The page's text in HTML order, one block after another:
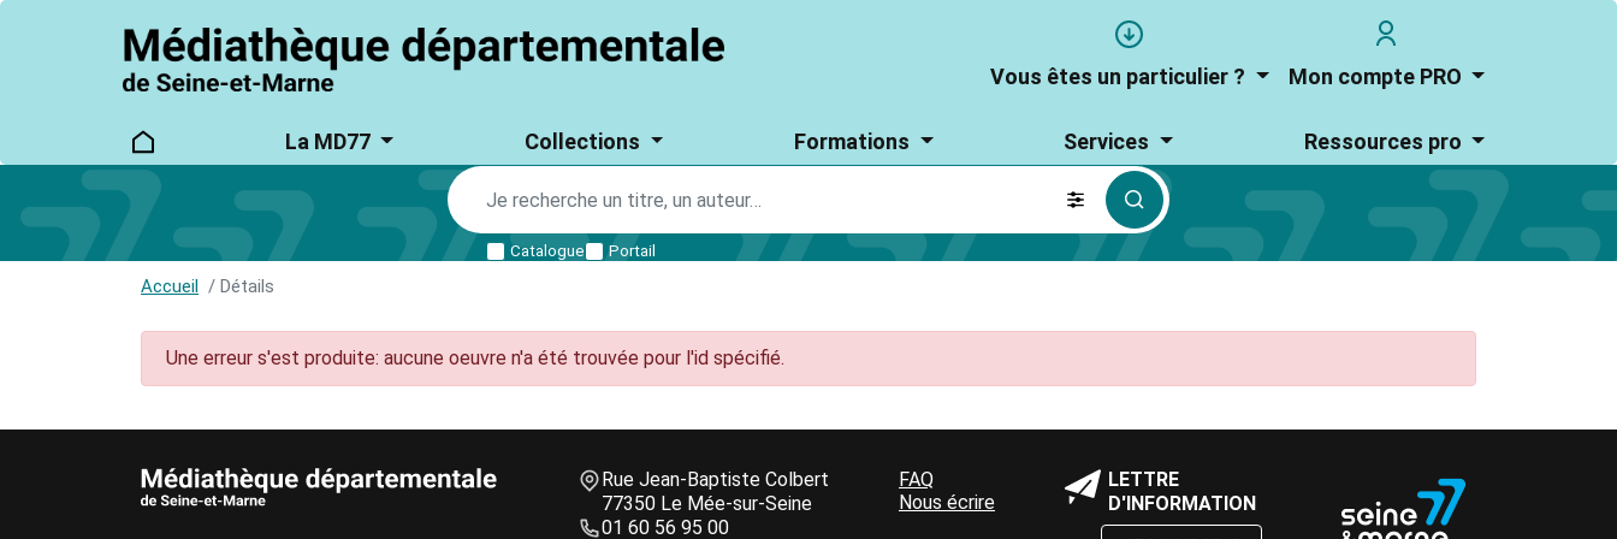
logo
un
êtes
particulier
Vous êtes un particulier ?
user_account
account
Mon compte PRO
main_menu
Main
navigation
La MD77 Collections Formations Services Ressources pro
Catalogue Portail
Accueil Détails
Une erreur s'est produite: aucune oeuvre n'a été trouvée pour l'id spécifié.
AUTRES INFORMATIONS ET MENTIONS LÉGALESBloc
texte
Informations de contact
Rue Jean-Baptiste Colbert
77350 Le Mée-sur-Seine
01 60 56 95 00
Bloc
de
Une question ?
FAQ
Nous écrire
Bloc
de
texte
LETTRE
D'INFORMATION
texte